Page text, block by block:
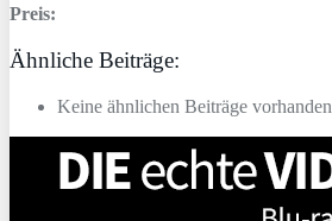
Preis:
Ähnliche Beiträge:
Keine ähnlichen Beiträge vorhanden